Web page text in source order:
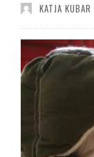
KATJA KUBAR